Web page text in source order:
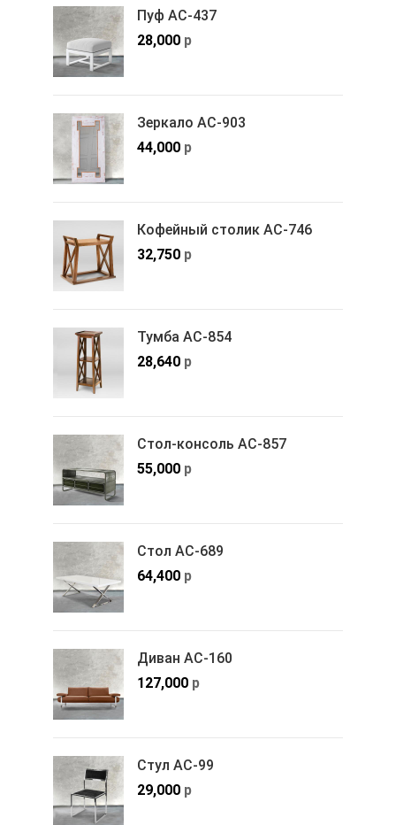
Пуф АС-437
28,000 р
Зеркало АС-903
44,000 р
Кофейный столик АС-746
32,750 р
Тумба АС-854
28,640 р
Стол-консоль АС-857
55,000 р
Стол АС-689
64,400 р
Диван АС-160
127,000 р
Стул АС-99
29,000 р